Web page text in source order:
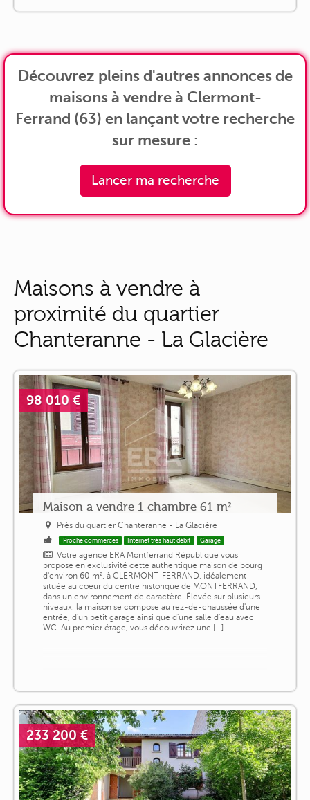
Découvrez pleins d'autres annonces de
maisons à vendre à Clermont-
Ferrand (63) en lançant votre recherche
sur mesure :
Lancer ma recherche
Maisons à vendre à
proximité du quartier
Chanteranne - La Glacière
98 010 €
Maison a vendre 1 chambre 61 m²
Près du quartier Chanteranne - La Glacière
Proche commerces Internet très haut débit Garage
Votre agence ERA Montferrand République vous
propose en exclusivité cette authentique maison de bourg
d'environ 60 m², à CLERMONT-FERRAND, idéalement
située au coeur du centre historique de MONTFERRAND,
dans un environnement de caractère. Élevée sur plusieurs
niveaux, la maison se compose au rez-de-chaussée d'une
entrée, d'un petit garage ainsi que d'une salle d'eau avec
WC. Au premier étage, vous découvrirez une [...]
233 200 €